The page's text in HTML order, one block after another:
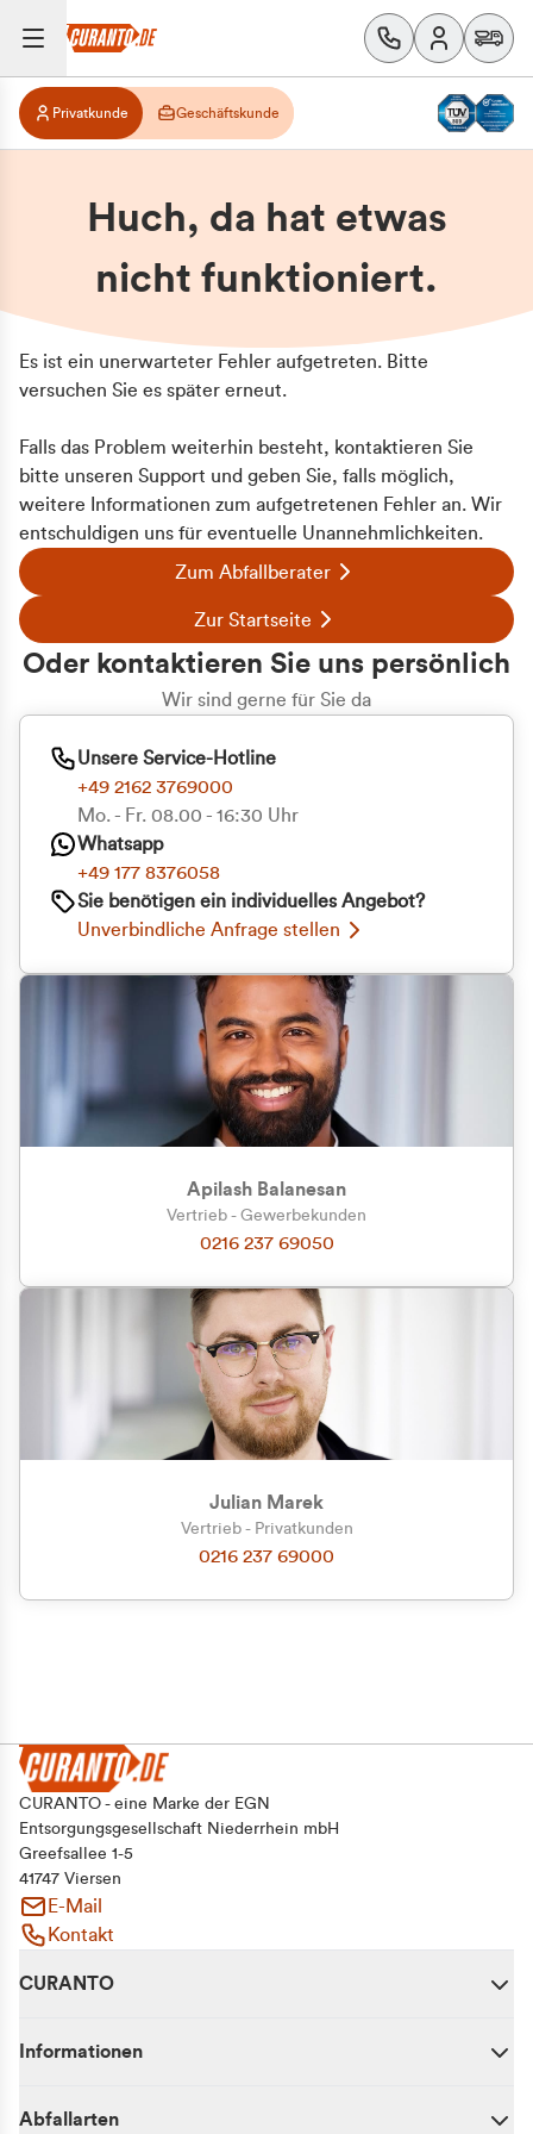
Zu welcher Kundengruppe
gehören Sie?
Privatkunde (inkl. MwSt.)
Geschäftskunde (exkl. MwSt.)
Privatkunde Geschäftskunde
Huch, da hat etwas
nicht funktioniert.
Es ist ein unerwarteter Fehler aufgetreten. Bitte
versuchen Sie es später erneut.
Falls das Problem weiterhin besteht, kontaktieren Sie
bitte unseren Support und geben Sie, falls möglich,
weitere Informationen zum aufgetretenen Fehler an. Wir
entschuldigen uns für eventuelle Unannehmlichkeiten.
Zum Abfallberater
Zur Startseite
Oder kontaktieren Sie uns persönlich
Wir sind gerne für Sie da
Unsere Service-Hotline
+49 2162 3769000
Mo. - Fr. 08.00 - 16:30 Uhr
Whatsapp
+49 177 8376058
Sie benötigen ein individuelles Angebot?
Unverbindliche Anfrage stellen
Apilash Balanesan
Vertrieb - Gewerbekunden
0216 237 69050
Julian Marek
Vertrieb - Privatkunden
0216 237 69000
CURANTO - eine Marke der EGN
Entsorgungsgesellschaft Niederrhein mbH
Greefsallee 1-5
41747 Viersen
E-Mail
Kontakt
CURANTO
Informationen
Abfallarten